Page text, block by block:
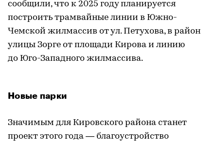
сообщили, что к 2025 году планируется
построить трамвайные линии в Южно-
Чемской жилмассив от ул. Петухова, в район
улицы Зорге от площади Кирова и линию
до Юго-Западного жилмассива.
Новые парки
Значимым для Кировского района станет
проект этого года — благоустройство